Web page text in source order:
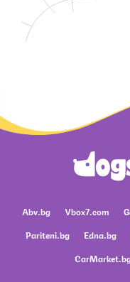
Abv.bg Vbox7.com
Pariteni.bg
Edna.bg